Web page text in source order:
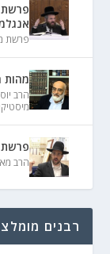
פרשת
פרשת
מהות
הרב
הרב
רבנים